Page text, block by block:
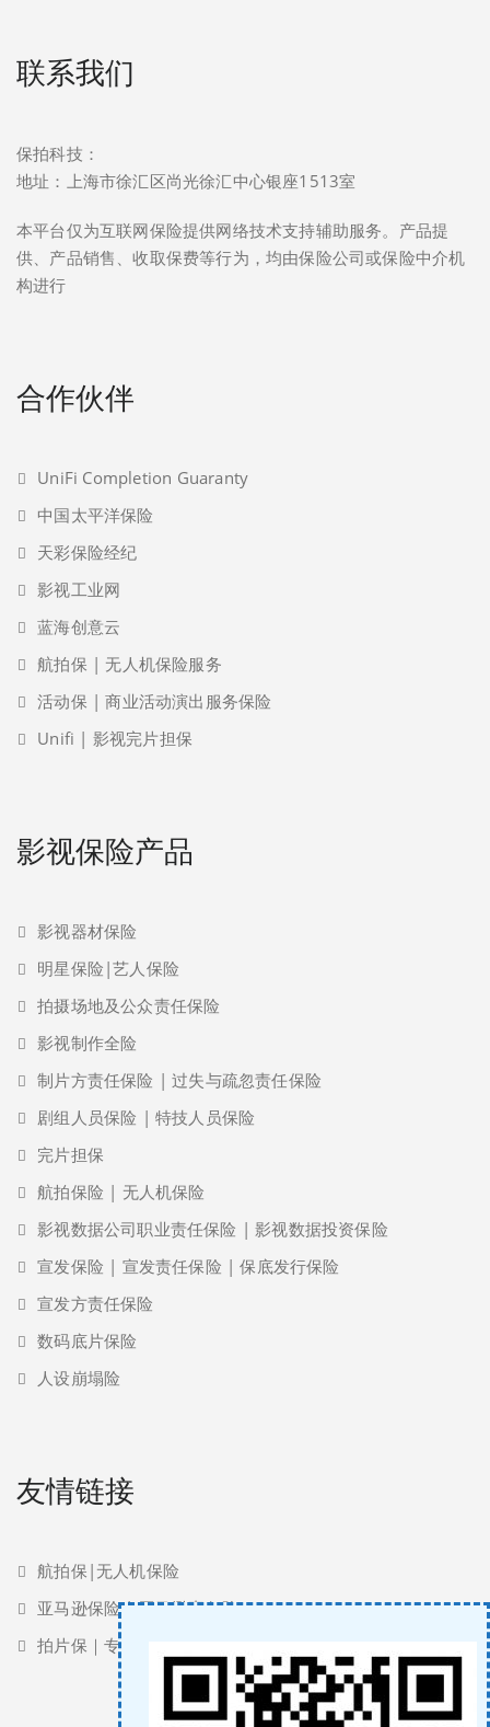
联系我们
保拍科技：
地址：上海市徐汇区尚光徐汇中心银座1513室
本平台仅为互联网保险提供网络技术支持辅助服务。产品提
供、产品销售、收取保费等行为，均由保险公司或保险中介机
构进行
合作伙伴
UniFi Completion Guaranty
中国太平洋保险
天彩保险经纪
影视工业网
蓝海创意云
航拍保 | 无人机保险服务
活动保 | 商业活动演出服务保险
Unifi | 影视完片担保
影视保险产品
影视器材保险
明星保险|艺人保险
拍摄场地及公众责任保险
影视制作全险
制片方责任保险 | 过失与疏忽责任保险
剧组人员保险 | 特技人员保险
完片担保
航拍保险 | 无人机保险
影视数据公司职业责任保险 | 影视数据投资保险
宣发保险 | 宣发责任保险 | 保底发行保险
宣发方责任保险
数码底片保险
人设崩塌险
友情链接
航拍保|无人机保险
亚马逊保险 | 亚马逊责任险
拍片保｜专业影视保险服务商